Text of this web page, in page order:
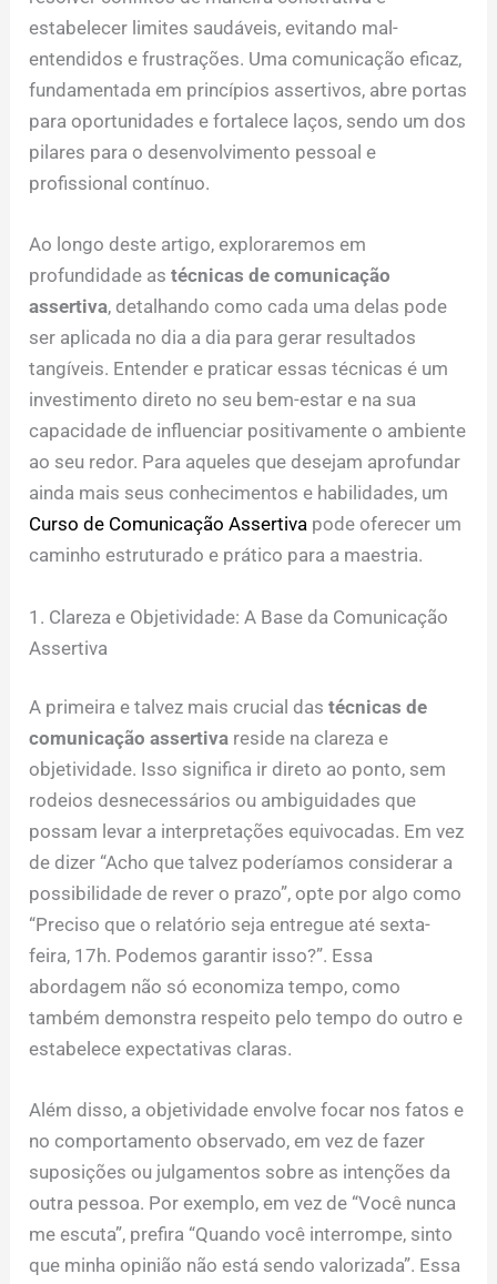
estabelecer limites saudáveis, evitando mal-
entendidos e frustrações. Uma comunicação eficaz,
fundamentada em princípios assertivos, abre portas
para oportunidades e fortalece laços, sendo um dos
pilares para o desenvolvimento pessoal e
profissional contínuo.
Ao longo deste artigo, exploraremos em
profundidade astécnicas de comunicação
assertiva, detalhando como cada uma delas pode
ser aplicada no dia a dia para gerar resultados
tangíveis. Entender e praticar essas técnicas é um
investimento direto no seu bem-estar e na sua
capacidade de influenciar positivamente o ambiente
ao seu redor. Para aqueles que desejam aprofundar
ainda mais seus conhecimentos e habilidades, um
Curso de Comunicação Assertiva pode oferecer um
caminho estruturado e prático para a maestria.
1. Clareza e Objetividade: A Base da Comunicação
Assertiva
A primeira e talvez mais crucial dastécnicas de
comunicação assertiva reside na clareza e
objetividade. Isso significa ir direto ao ponto, sem
rodeios desnecessários ou ambiguidades que
possam levar a interpretações equivocadas. Em vez
de dizer “Acho que talvez poderíamos considerar a
possibilidade de rever o prazo”, opte por algo como
“Preciso que o relatório seja entregue até sexta-
feira, 17h. Podemos garantir isso?”. Essa
abordagem não só economiza tempo, como
também demonstra respeito pelo tempo do outro e
estabelece expectativas claras.
Além disso, a objetividade envolve focar nos fatos e
no comportamento observado, em vez de fazer
suposições ou julgamentos sobre as intenções da
outra pessoa. Por exemplo, em vez de “Você nunca
me escuta”, prefira “Quando você interrompe, sinto
que minha opinião não está sendo valorizada”. Essa